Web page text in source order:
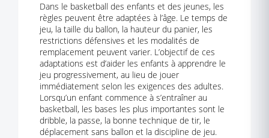
Dans le basketball des enfants et des jeunes, les
règles peuvent être adaptées à l’âge. Le temps de
jeu, la taille du ballon, la hauteur du panier, les
restrictions défensives et les modalités de
remplacement peuvent varier. L’objectif de ces
adaptations est d’aider les enfants à apprendre le
jeu progressivement, au lieu de jouer
immédiatement selon les exigences des adultes.
Lorsqu’un enfant commence à s’entraîner au
basketball, les bases les plus importantes sont le
dribble, la passe, la bonne technique de tir, le
déplacement sans ballon et la discipline de jeu.